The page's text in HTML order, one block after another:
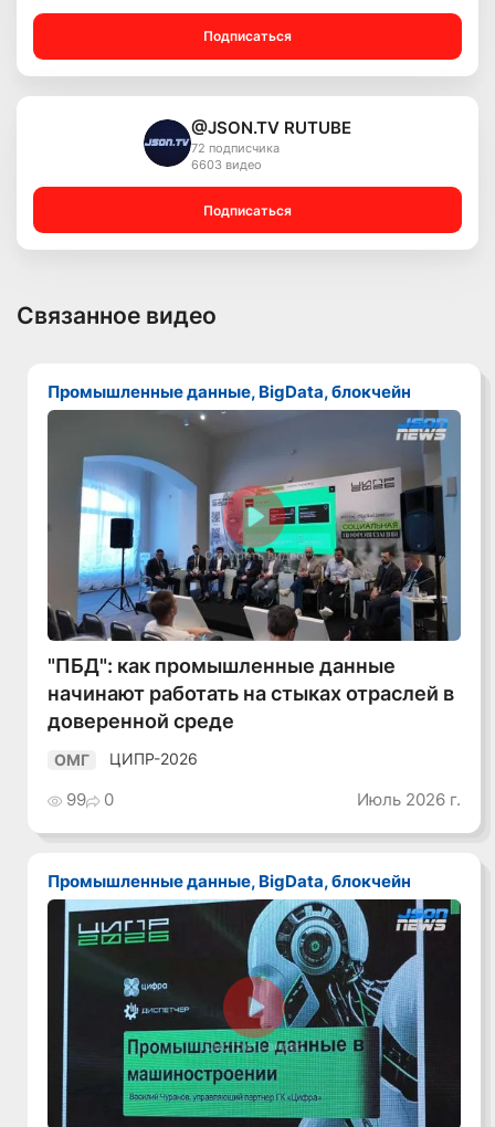
Подписаться
@JSON.TV RUTUBE
72 подписчика
6603 видео
Подписаться
Связанное видео
Промышленные данные, BigData, блокчейн
Смотреть видео
"ПБД": как промышленные данные
начинают работать на стыках отраслей в
доверенной среде
ОМГ ЦИПР-2026
99 0 Июль 2026 г.
Промышленные данные, BigData, блокчейн
Смотреть видео